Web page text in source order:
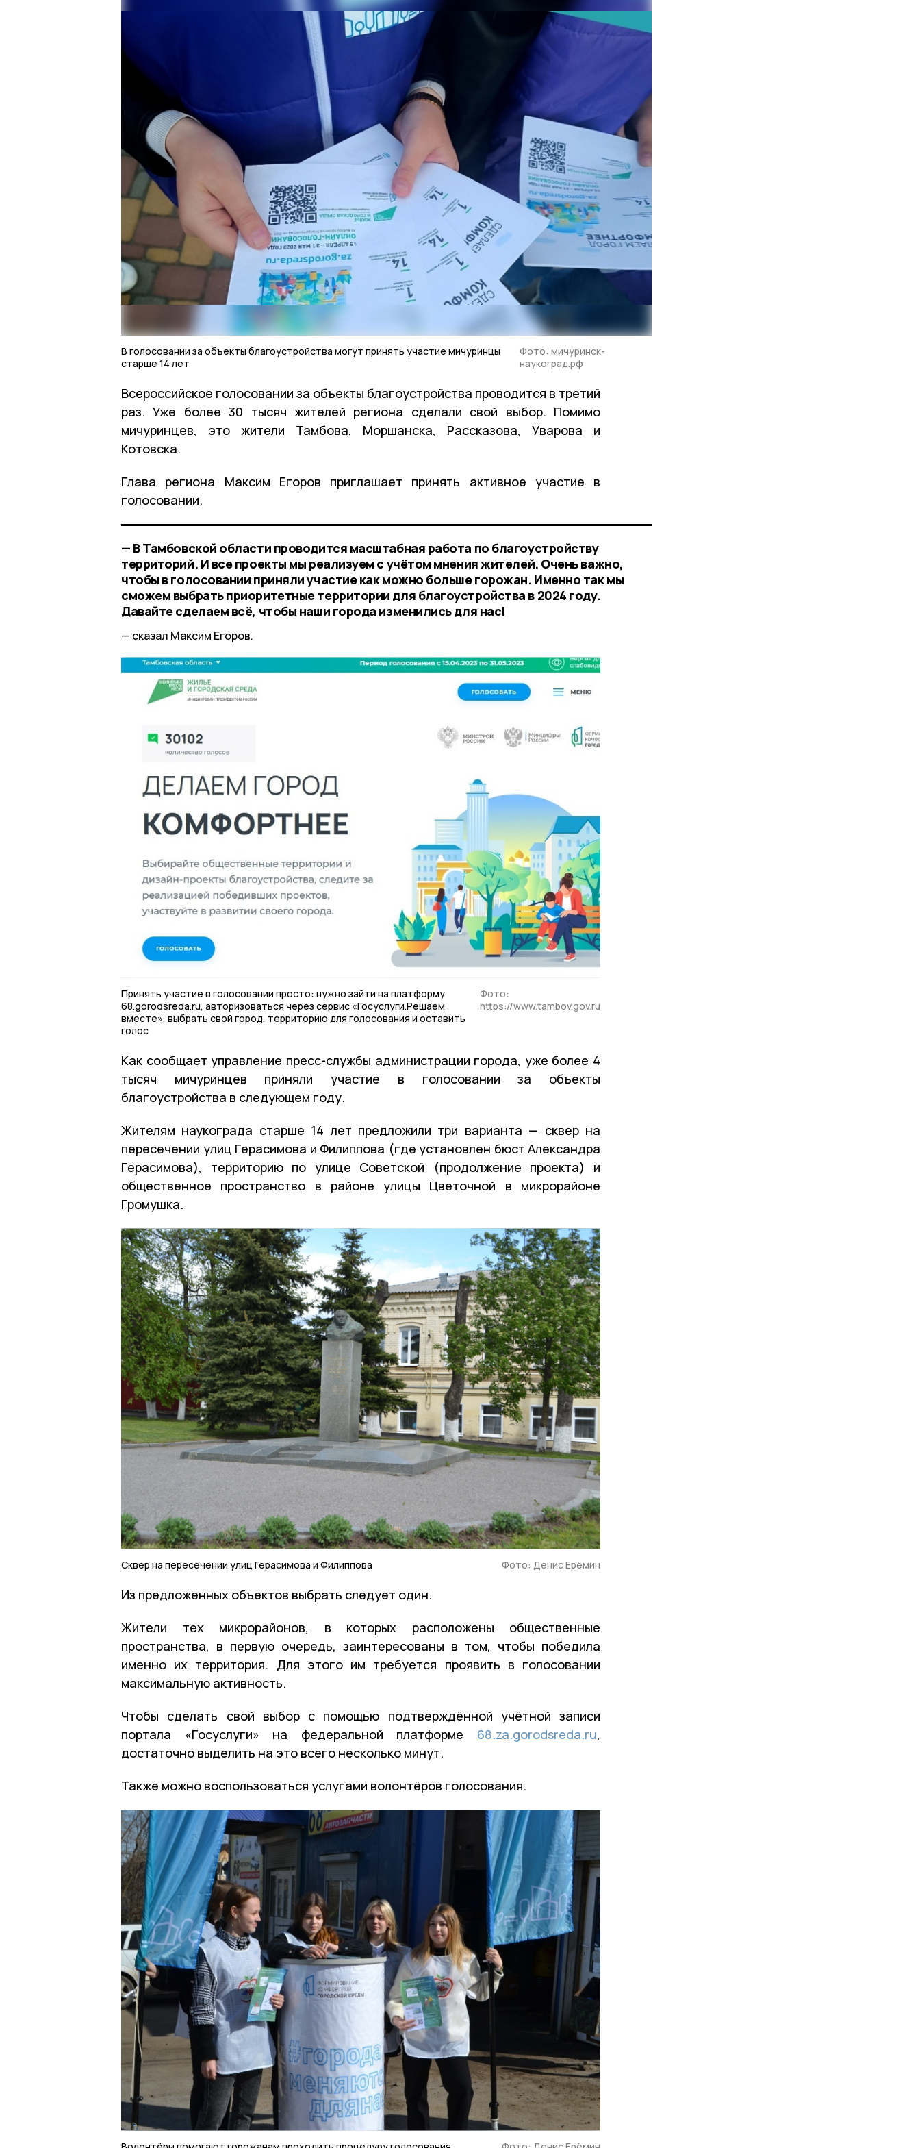
В голосовании за объекты благоустройства могут принять участие мичуринцы
старше 14 лет
Фото: мичуринск-
наукоград.рф
Всероссийское голосовании за объекты благоустройства проводится в третий
раз. Уже более 30 тысяч жителей региона сделали свой выбор. Помимо
мичуринцев, это жители Тамбова, Моршанска, Рассказова, Уварова и
Котовска.
Глава региона Максим Егоров приглашает принять активное участие в
голосовании.
— В Тамбовской области проводится масштабная работа по благоустройству
территорий. И все проекты мы реализуем с учётом мнения жителей. Очень важно,
чтобы в голосовании приняли участие как можно больше горожан. Именно так мы
сможем выбрать приоритетные территории для благоустройства в 2024 году.
Давайте сделаем всё, чтобы наши города изменились для нас!
сказал Максим Егоров.
Принять участие в голосовании просто: нужно зайти на платформу
68.gorodsreda.ru, авторизоваться через сервис «Госуслуги.Решаем
вместе», выбрать свой город, территорию для голосования и оставить
голос
Фото:
https://www.tambov.gov.ru
Как сообщает управление пресс-службы администрации города, уже более 4
тысяч мичуринцев приняли участие в голосовании за объекты
благоустройства в следующем году.
Жителям наукограда старше 14 лет предложили три варианта — сквер на
пересечении улиц Герасимова и Филиппова (где установлен бюст Александра
Герасимова), территорию по улице Советской (продолжение проекта) и
общественное пространство в районе улицы Цветочной в микрорайоне
Громушка.
Сквер на пересечении улиц Герасимова и Филиппова Фото: Денис Ерёмин
Из предложенных объектов выбрать следует один.
Жители тех микрорайонов, в которых расположены общественные
пространства, в первую очередь, заинтересованы в том, чтобы победила
именно их территория. Для этого им требуется проявить в голосовании
максимальную активность.
Чтобы сделать свой выбор с помощью подтверждённой учётной записи
портала «Госуслуги» на федеральной платформе 68.za.gorodsreda.ru,
достаточно выделить на это всего несколько минут.
Также можно воспользоваться услугами волонтёров голосования.